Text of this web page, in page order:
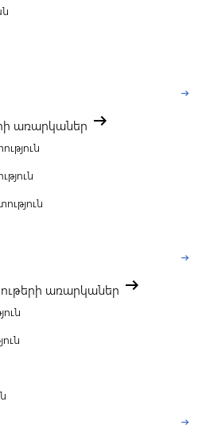
arrow_right_alt
առարկաներ arrow_right_alt
arrow_right_alt
առարկաներ arrow_right_alt
arrow_right_alt